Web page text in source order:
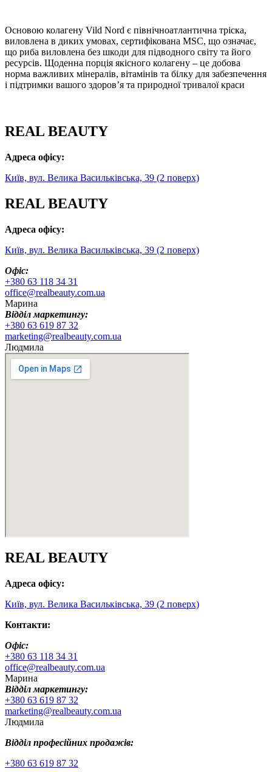
Основою колагену Vild Nord є північноатлантична тріска,
виловлена в диких умовах, сертифікована MSC, що означає,
що риба виловлена без шкоди для підводного світу та його
ресурсів. Щоденна порція якісного колагену – це добова
норма важливих мінералів, вітамінів та білку для забезпечення
і підтримки вашого здоровʼя та природної тривалої краси
REAL BEAUTY
Адреса офісу:
Київ, вул. Велика Васильківська, 39 (2 поверх)
REAL BEAUTY
Адреса офісу:
Київ, вул. Велика Васильківська, 39 (2 поверх)
Офіс:
+380 63 118 34 31
office@realbeauty.com.ua
Марина
Відділ маркетингу:
+380 63 619 87 32
marketing@realbeauty.com.ua
Людмила
REAL BEAUTY
Адреса офісу:
Київ, вул. Велика Васильківська, 39 (2 поверх)
Контакти:
Офіс:
+380 63 118 34 31
office@realbeauty.com.ua
Марина
Відділ маркетингу:
+380 63 619 87 32
marketing@realbeauty.com.ua
Людмила
Відділ професійних продажів:
+380 63 619 87 32